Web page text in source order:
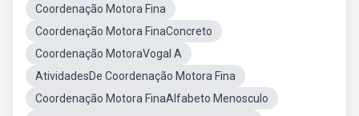
Coordenação Motora Fina
Coordenação Motora FinaConcreto
Coordenação MotoraVogal A
AtividadesDe Coordenação Motora Fina
Coordenação Motora FinaAlfabeto Menosculo